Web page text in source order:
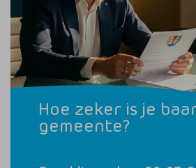
Hoe zeker is je
gemeente?